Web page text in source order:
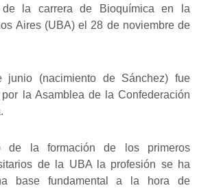
de la carrera de Bioquímica en la
Aires (UBA) el 28 de noviembre de
(nacimiento de Sánchez) fue
la Asamblea de la Confederación
de la formación de los primeros
de la UBA la profesión se ha
base fundamental a la hora de